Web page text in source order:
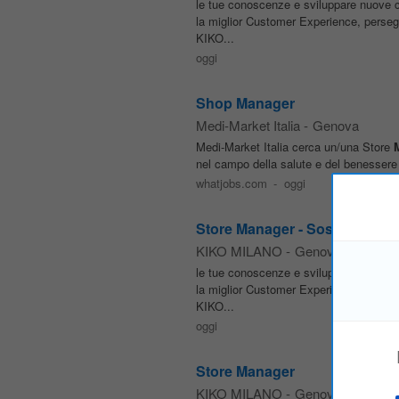
le tue conoscenze e sviluppare nuove
la miglior Customer Experience,
KIKO...
oggi
Shop Manager
Medi-Market Italia - Genova
Medi-Market Italia cerca un/una Store
nel campo della salute e del
whatjobs.com - oggi
Store Manager - Sostituzione
KIKO MILANO - Genova
le tue conoscenze e sviluppare
la miglior Customer Experience,
KIKO...
oggi
Store Manager
KIKO MILANO - Genova